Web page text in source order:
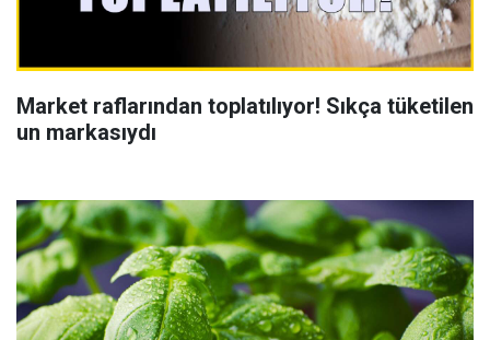
Market raflarından toplatılıyor! Sıkça tüketilen
un markasıydı